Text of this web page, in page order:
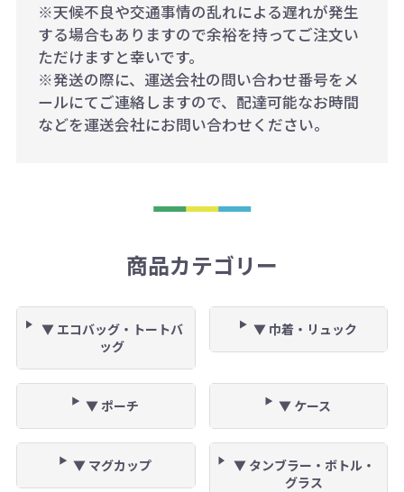
※天候不良や交通事情の乱れによる遅れが発生
する場合もありますので余裕を持ってご注文い
ただけますと幸いです。
※発送の際に、運送会社の問い合わせ番号をメ
ールにてご連絡しますので、配達可能なお時間
などを運送会社にお問い合わせください。
商品カテゴリー
▼ エコバッグ・トートバ
ッグ
▼ 巾着・リュック
▼ ポーチ ▼ ケース
▼ マグカップ
▼ タンブラー・ボトル・
グラス